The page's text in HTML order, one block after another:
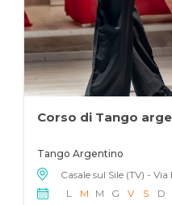
Corso di Tango
Tango Argentino
Casale sul Sile (TV) - Via
L
M M G V S
D